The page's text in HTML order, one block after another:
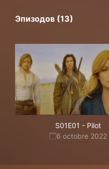
Эпизодов (13)
S01E01 - Pilot
6 octobre 2022